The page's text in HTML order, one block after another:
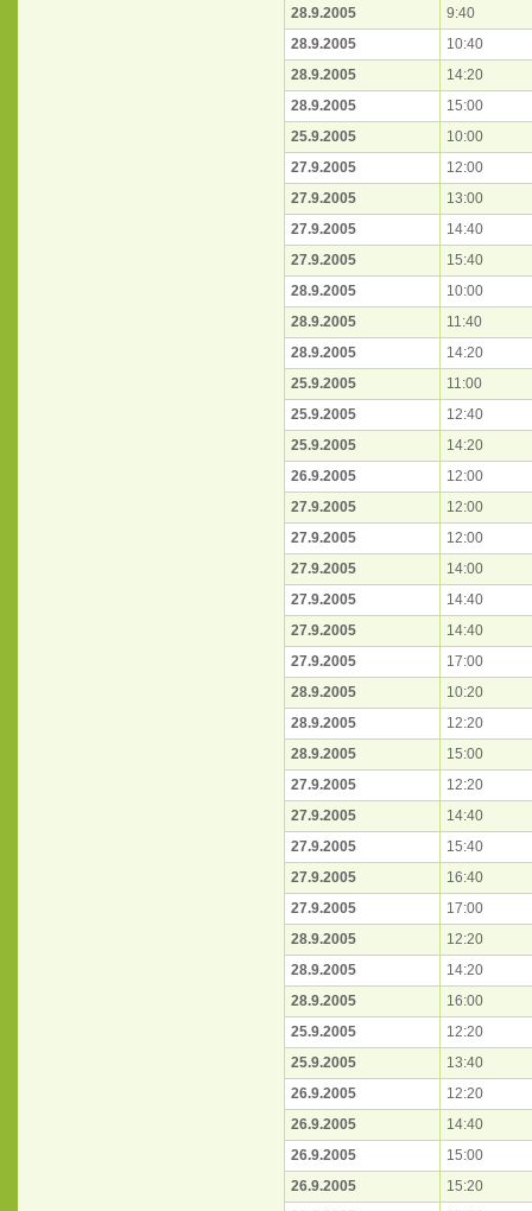
28.9.2005
9:40
28.9.2005
10:40
28.9.2005
14:20
28.9.2005
15:00
25.9.2005
10:00
27.9.2005
12:00
27.9.2005
13:00
27.9.2005
14:40
27.9.2005
15:40
28.9.2005
10:00
28.9.2005
11:40
28.9.2005
14:20
25.9.2005
11:00
25.9.2005
12:40
25.9.2005
14:20
26.9.2005
12:00
27.9.2005
12:00
27.9.2005
12:00
27.9.2005
14:00
27.9.2005
14:40
27.9.2005
14:40
27.9.2005
17:00
28.9.2005
10:20
28.9.2005
12:20
28.9.2005
15:00
27.9.2005
12:20
27.9.2005
14:40
27.9.2005
15:40
27.9.2005
16:40
27.9.2005
17:00
28.9.2005
12:20
28.9.2005
14:20
28.9.2005
16:00
25.9.2005
12:20
25.9.2005
13:40
26.9.2005
12:20
26.9.2005
14:40
26.9.2005
15:00
26.9.2005
15:20